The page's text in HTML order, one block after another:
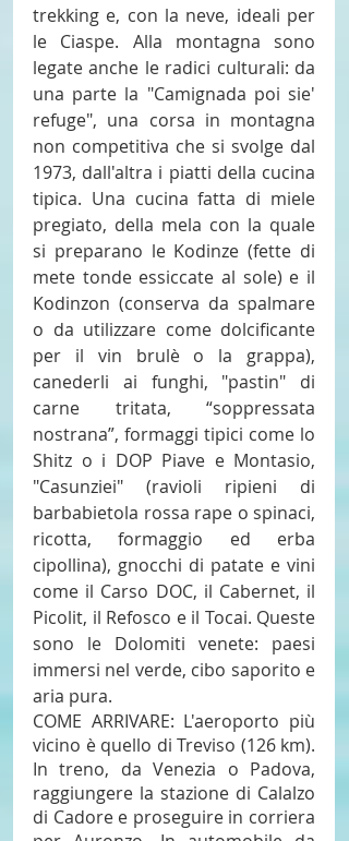
trekking e, con la neve, ideali per
le Ciaspe. Alla montagna sono
legate anche le radici culturali: da
una parte la "Camignada poi sie'
refuge", una corsa in montagna
non competitiva che si svolge dal
1973, dall'altra i piatti della cucina
tipica. Una cucina fatta di miele
pregiato, della mela con la quale
si preparano le Kodinze (fette di
mete tonde essiccate al sole) e il
Kodinzon (conserva da spalmare
o da utilizzare come dolcificante
per il vin brulè o la grappa),
canederli ai funghi, "pastin" di
carne tritata, “soppressata
nostrana”, formaggi tipici come lo
Shitz o i DOP Piave e Montasio,
"Casunziei" (ravioli ripieni di
barbabietola rossa rape o spinaci,
ricotta, formaggio ed erba
cipollina), gnocchi di patate e vini
come il Carso DOC, il Cabernet, il
Picolit, il Refosco e il Tocai. Queste
sono le Dolomiti venete: paesi
immersi nel verde, cibo saporito e
aria pura.
COME ARRIVARE: L'aeroporto più
vicino è quello di Treviso (126 km).
In treno, da Venezia o Padova,
raggiungere la stazione di Calalzo
di Cadore e proseguire in corriera